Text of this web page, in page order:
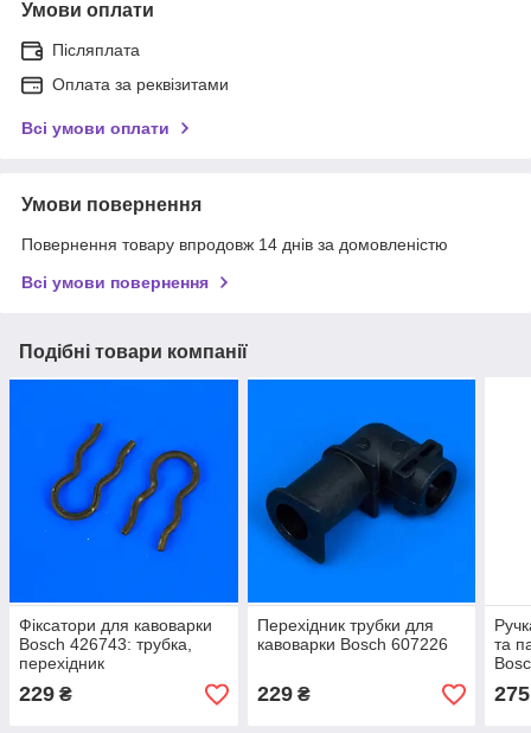
Умови оплати
Післяплата
Оплата за реквізитами
Всі умови оплати
Умови повернення
Повернення товару впродовж 14 днів за домовленістю
Всі умови повернення
Подібні товари компанії
Фіксатори для кавоварки
Bosch 426743: трубка,
перехідник
229 ₴
Перехідник трубки для
кавоварки Bosch 607226
229₴
та
275